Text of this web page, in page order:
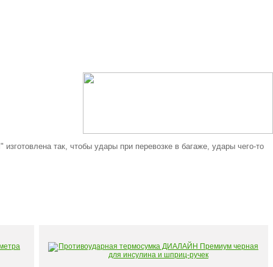
так, чтобы удары при перевозке в багаже, удары чего-то